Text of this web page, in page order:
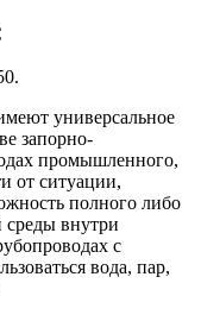
универсальное
запорно-
промышленного,
от ситуации,
полного либо
среды внутри
с
вода, пар,